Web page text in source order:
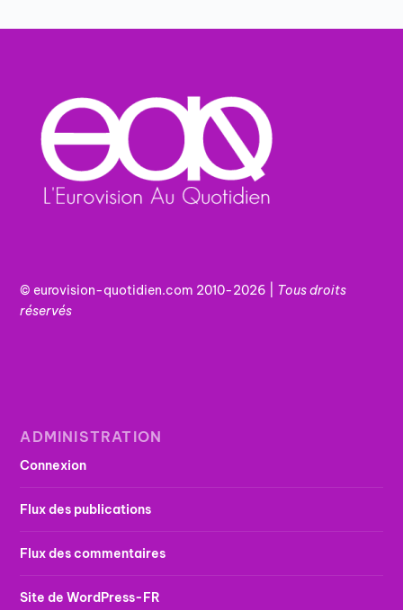
© eurovision-quotidien.com 2010-2026 | Tousdroits
réservés
ADMINISTRATION
Connexion
Flux des publications
Flux des commentaires
Site de WordPress-FR